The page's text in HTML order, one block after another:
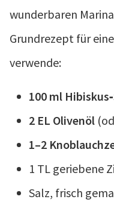
wunderbaren
Grundrezept für
verwende:
100 ml
2 EL Olivenöl
1–2
1 TL geriebene
Salz, frisch